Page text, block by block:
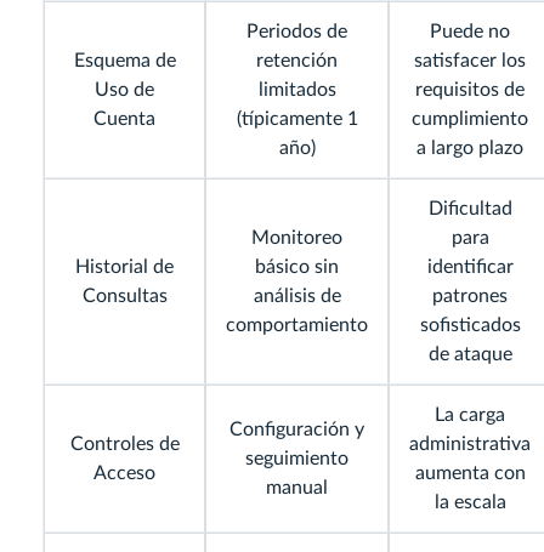
Esquema de
Uso de
Cuenta
Periodos de
retención
limitados
(típicamente 1
año)
Puede no
satisfacer los
requisitos de
cumplimiento
a largo plazo
Historial de
Consultas
Monitoreo
básico sin
análisis de
comportamiento
Dificultad
para
identificar
patrones
sofisticados
de ataque
Controles de
Acceso
Configuración y
seguimiento
manual
La carga
administrativa
aumenta con
la escala